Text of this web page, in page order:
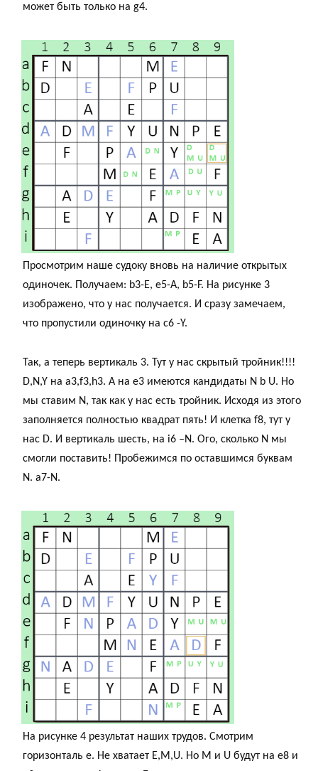
может быть только на g4.
Просмотрим наше судоку вновь на наличие открытых
одиночек. Получаем: b3-E, e5-A, b5-F. На рисунке 3
изображено, что у нас получается. И сразу замечаем,
что пропустили одиночку на с6 -Y.
Так, а теперь вертикаль 3. Тут у нас скрытый тройник!!!!
D,N,Y на a3,f3,h3. А на e3 имеются кандидаты N b U. Но
мы ставим N, так как у нас есть тройник. Исходя из этого
заполняется полностью квадрат пять! И клетка f8, тут у
нас D. И вертикаль шесть, на i6 –N. Ого, сколько N мы
смогли поставить! Пробежимся по оставшимся буквам
N. a7-N.
На рисунке 4 результат наших трудов. Смотрим
горизонталь е. Не хватает E,M,U. Но M и U будут на е8 и